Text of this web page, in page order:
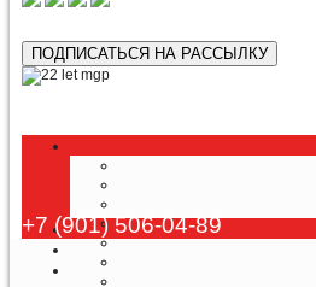
ПОДПИСАТЬСЯ НА РАССЫЛКУ
+7 (901) 506-04-89